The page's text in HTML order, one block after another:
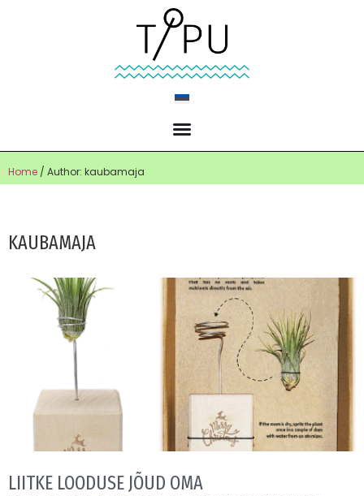
Home / Author: kaubamaja
KAUBAMAJA
LIITKE LOODUSE JÕUD OMA